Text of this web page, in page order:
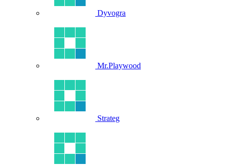
Dyvogra
Mr.Playwood
Strateg